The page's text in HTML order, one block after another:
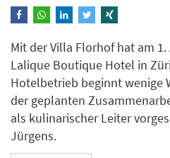
Mit der Villa Florhof hat am
Lalique Boutique Hotel in
Hotelbetrieb beginnt wenige
der geplanten
als kulinarischer Leiter
Jürgens.